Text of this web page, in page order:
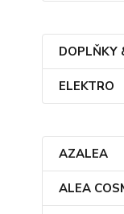
DOPLŇKY
ELEKTRO
AZALEA
ALEA